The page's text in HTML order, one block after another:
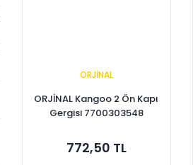
ORJİNAL
ORJİNAL Kangoo 2 Ön Kapı
Gergisi 7700303548
772,50 TL